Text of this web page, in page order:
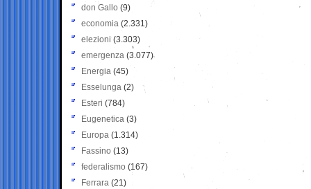
don Gallo (9)
economia (2.331)
elezioni (3.303)
emergenza (3.077)
Energia (45)
Esselunga (2)
Esteri (784)
Eugenetica (3)
Europa (1.314)
Fassino (13)
federalismo (167)
Ferrara (21)